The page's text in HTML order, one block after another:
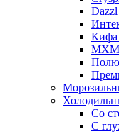
Dazzl
МХМ
Со
С